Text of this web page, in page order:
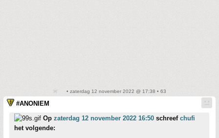
• zaterdag 12 november 2022 @ 17:38 • 63
#ANONIEM
Op zaterdag 12 november 2022 16:50 schreef chufi
het volgende: